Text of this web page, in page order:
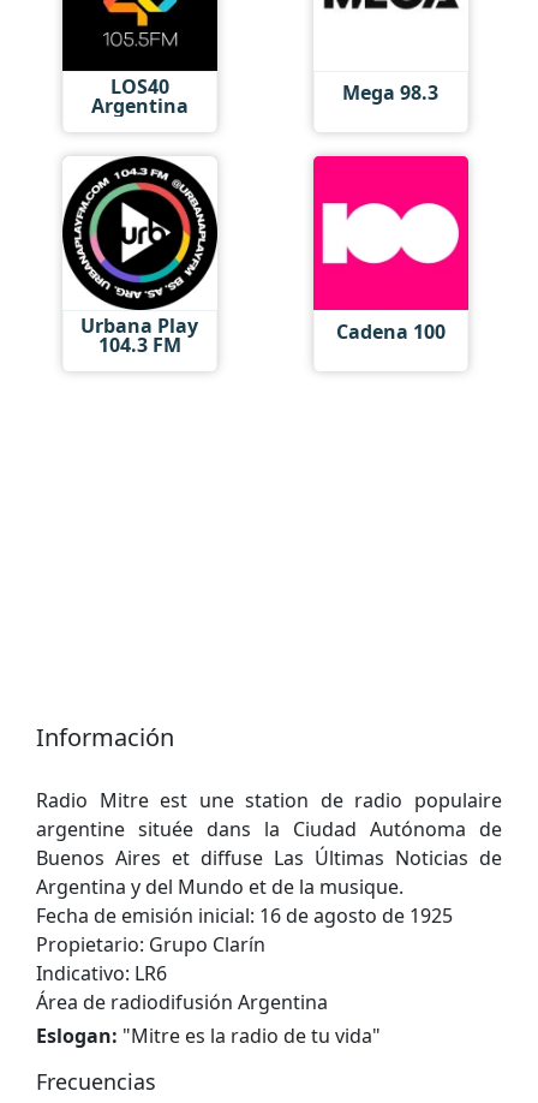
LOS40
Argentina Mega 98.3
Urbana Play
104.3 FM Cadena 100
Información
Radio Mitre est une station de radio populaire
argentine située dans la Ciudad Autónoma de
Buenos Aires et diffuse Las Últimas Noticias de
Argentina y del Mundo et de la musique.
Fecha de emisión inicial: 16 de agosto de 1925
Propietario: Grupo Clarín
Indicativo: LR6
Área de radiodifusión Argentina
Eslogan: "Mitre es la radio de tu vida"
Frecuencias